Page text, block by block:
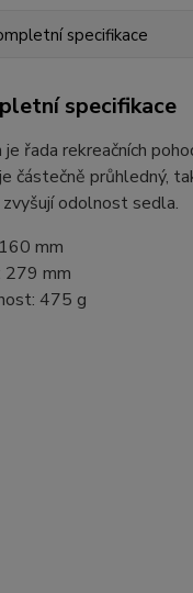
specifikace
specifikace
je řada rekreačních
částečně průhledný,
zvyšují odolnost sedla.
mm
279 mm
475 g